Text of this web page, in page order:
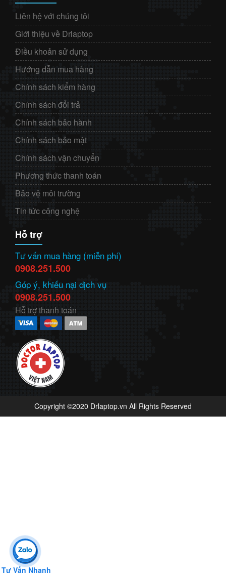
Liên hệ với chúng tôi
Giới thiệu về Drlaptop
Điều khoản sử dụng
Hướng dẫn mua hàng
Chính sách kiểm hàng
Chính sách đổi trả
Chính sách bảo hành
Chính sách bảo mật
Chính sách vận chuyển
Phương thức thanh toán
Bảo vệ môi trường
Tin tức công nghệ
Hỗ trợ
Tư vấn mua hàng (miễn phí)
0908.251.500
Góp ý, khiếu nại dịch vụ
0908.251.500
Hỗ trợ thanh toán
Copyright ©2020 Drlaptop.vn All Rights Reserved
Tư Vấn Nhanh